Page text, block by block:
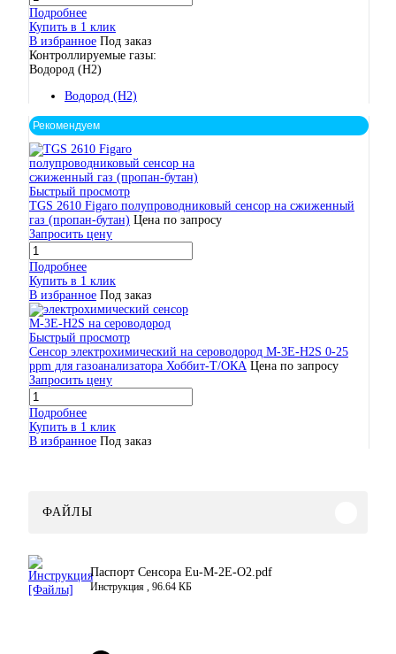
Подробнее
Купить в 1 клик
В избранное Под заказ
Контроллируемые газы:
Водород (H2)
Водород (H2)
Рекомендуем
Быстрый просмотр
TGS 2610 Figaro полупроводниковый сенсор на сжиженный
газ (пропан-бутан) Цена по запросу
Запросить цену
Подробнее
Купить в 1 клик
В избранное Под заказ
Быстрый просмотр
Сенсор электрохимический на сероводород M-3Е-H2S 0-25
ppm для газоанализатора Хоббит-Т/ОКА Цена по запросу
Запросить цену
Подробнее
Купить в 1 клик
В избранное Под заказ
ФАЙЛЫ
Паспорт Сенсора Eu-M-2Е-O2.pdf
Инструкция , 96.64 КБ